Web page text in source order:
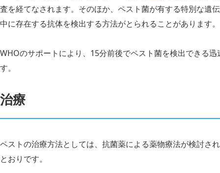
査を経てなされます。そのほか、ペスト菌が有する特別な遺
中に存在する抗体を検出する方法がとられることがあります。
WHOのサポートにより、15分前後でペスト菌を検出できる
す。
治療
ペストの治療方法としては、抗菌薬による薬物療法が検討さ
とおりです。